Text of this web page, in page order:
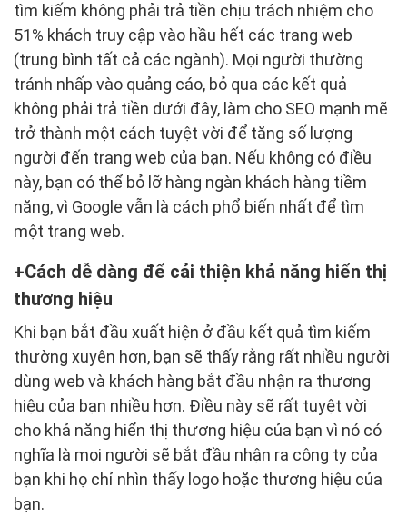
tìm kiếm không phải trả tiền chịu trách nhiệm cho
51% khách truy cập vào hầu hết các trang web
(trung bình tất cả các ngành). Mọi người thường
tránh nhấp vào quảng cáo, bỏ qua các kết quả
không phải trả tiền dưới đây, làm cho SEO mạnh mẽ
trở thành một cách tuyệt vời để tăng số lượng
người đến trang web của bạn. Nếu không có điều
này, bạn có thể bỏ lỡ hàng ngàn khách hàng tiềm
năng, vì Google vẫn là cách phổ biến nhất để tìm
một trang web.
Cách dễ dàng để cải thiện khả năng hiển thị
thương hiệu
Khi bạn bắt đầu xuất hiện ở đầu kết quả tìm kiếm
thường xuyên hơn, bạn sẽ thấy rằng rất nhiều người
dùng web và khách hàng bắt đầu nhận ra thương
hiệu của bạn nhiều hơn. Điều này sẽ rất tuyệt vời
cho khả năng hiển thị thương hiệu của bạn vì nó có
nghĩa là mọi người sẽ bắt đầu nhận ra công ty của
bạn khi họ chỉ nhìn thấy logo hoặc thương hiệu của
bạn.